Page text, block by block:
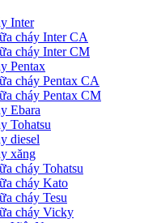
Inter
cháy Inter CA
cháy Inter CM
Pentax
cháy Pentax CA
cháy Pentax CM
Ebara
Tohatsu
diesel
xăng
cháy Tohatsu
cháy Kato
cháy Tesu
cháy Vicky